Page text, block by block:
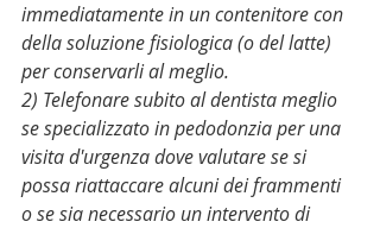
immediatamente in un contenitore con
della soluzione fisiologica (o del latte)
per conservarli al meglio.
2) Telefonare subito al dentista meglio
se specializzato in pedodonzia per una
visita d'urgenza dove valutare se si
possa riattaccare alcuni dei frammenti
o se sia necessario un intervento di